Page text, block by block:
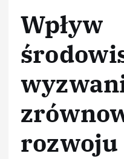
Wpływ
rozwoju